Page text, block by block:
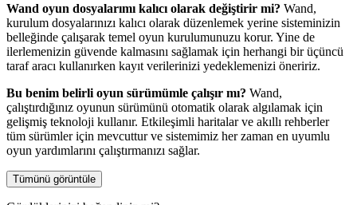
Wand oyun dosyalarımı kalıcı olarak değiştirir mi? Wand,
kurulum dosyalarınızı kalıcı olarak düzenlemek yerine sisteminizin
belleğinde çalışarak temel oyun kurulumunuzu korur. Yine de
ilerlemenizin güvende kalmasını sağlamak için herhangi bir üçüncü
taraf aracı kullanırken kayıt verilerinizi yedeklemenizi öneririz.
Bu benim belirli oyun sürümümle çalışır mı? Wand,
çalıştırdığınız oyunun sürümünü otomatik olarak algılamak için
gelişmiş teknoloji kullanır. Etkileşimli haritalar ve akıllı rehberler
tüm sürümler için mevcuttur ve sistemimiz her zaman en uyumlu
oyun yardımlarını çalıştırmanızı sağlar.
Tümünü görüntüle